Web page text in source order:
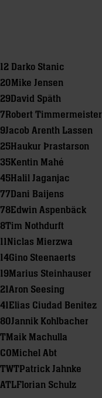
12 Darko Stanic
20Mike Jensen
29David Späth
7Robert Timmermeister
9Jacob Arenth Lassen
25Haukur Þrastarson
35Kentin Mahé
45Halil Jaganjac
77Dani Baijens
78Edwin Aspenbäck
8Tim Nothdurft
11Niclas Mierzwa
14Gino Steenaerts
19Marius Steinhauser
21Aron Seesing
41Elias Ciudad Benitez
80Jannik Kohlbacher
TMaik Machulla
COMichel Abt
TWTPatrick Jahnke
ATLFlorian Schulz